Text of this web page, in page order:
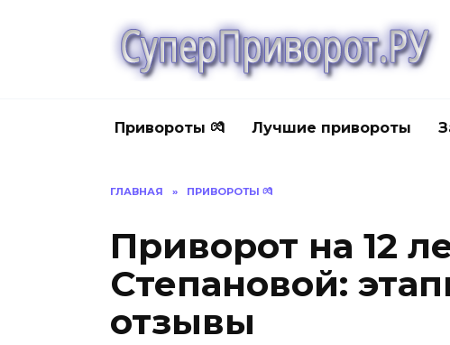
Привороты 💏 Лучшие привороты
ГЛАВНАЯ » ПРИВОРОТЫ 💏
Приворот на 12
Степановой:
отзывы